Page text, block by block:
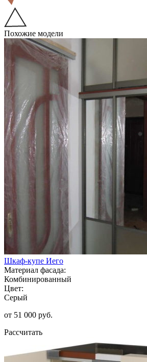
Похожие модели
Шкаф-купе Иего
Материал фасада:
Комбинированный
Цвет:
Серый
от 51 000 руб.
Рассчитать